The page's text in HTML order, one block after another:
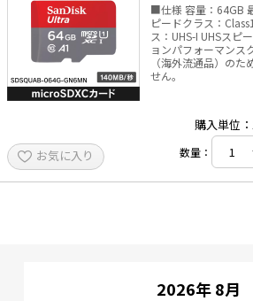
■仕様 容量：64GB
ピードクラス：
ス：UHS-I UHSスピ
ョンパフォーマンス
（海外流通品）の
せん。
お気に入り
購入単位
数量：
2026年 8月